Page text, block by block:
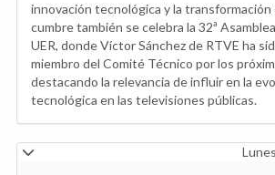
innovación tecnológica y la transformación
cumbre también se celebra la 32ª
UER, donde Víctor Sánchez de RTVE ha
miembro del Comité Técnico por los
destacando la relevancia de influir en la
tecnológica en las televisiones públicas.